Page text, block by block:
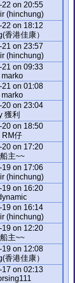
22 on 20:55
(hinchung)
22 on 18:12
香港佳康）
21 on 23:57
(hinchung)
21 on 09:33
marko
21 on 01:08
marko
20 on 23:04
獲利
20 on 18:50
RM仔
20 on 17:20
主~~
19 on 17:06
(hinchung)
19 on 16:20
19 on 16:14
(hinchung)
19 on 12:20
主~~
19 on 12:08
香港佳康）
17 on 02:13